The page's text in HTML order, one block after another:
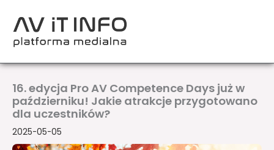
treści
16. edycja Pro AV Competence Days już w
październiku! Jakie atrakcje przygotowano
dla uczestników?
2025-05-05